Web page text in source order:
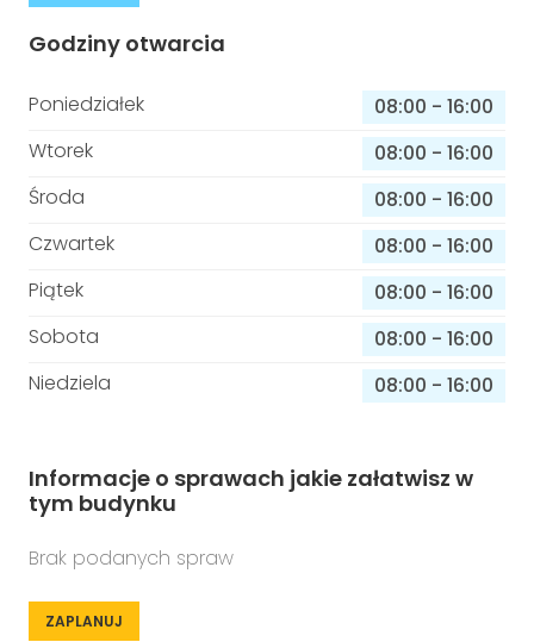
Godziny otwarcia
Poniedziałek 08:00 - 16:00
Wtorek
08:00 - 16:00
Środa
08:00 - 16:00
Czwartek
08:00 - 16:00
Piątek
08:00 - 16:00
Sobota
08:00 - 16:00
Niedziela
08:00 - 16:00
Informacje o sprawach jakie załatwisz w
tym budynku
Brak podanych spraw
ZAPLANUJ